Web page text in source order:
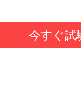
今すぐ試